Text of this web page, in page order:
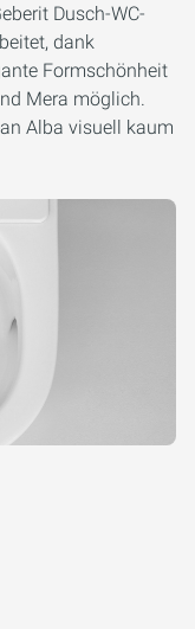
Dusch-WC-
dank
Formschönheit
Mera möglich.
Alba visuell kaum